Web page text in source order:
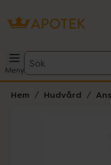
Meny
Sök
Hem Hudvård